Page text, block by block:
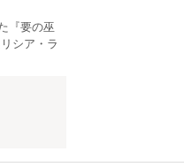
『要の巫
シア・ラ